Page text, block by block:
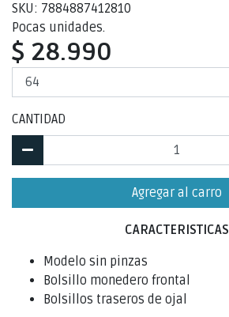
SKU: 7884887412810
Pocas unidades.
$ 28.990
CANTIDAD
Agregar al carro
CARACTERISTICAS
Modelo sin pinzas
Bolsillo monedero frontal
Bolsillos traseros de ojal